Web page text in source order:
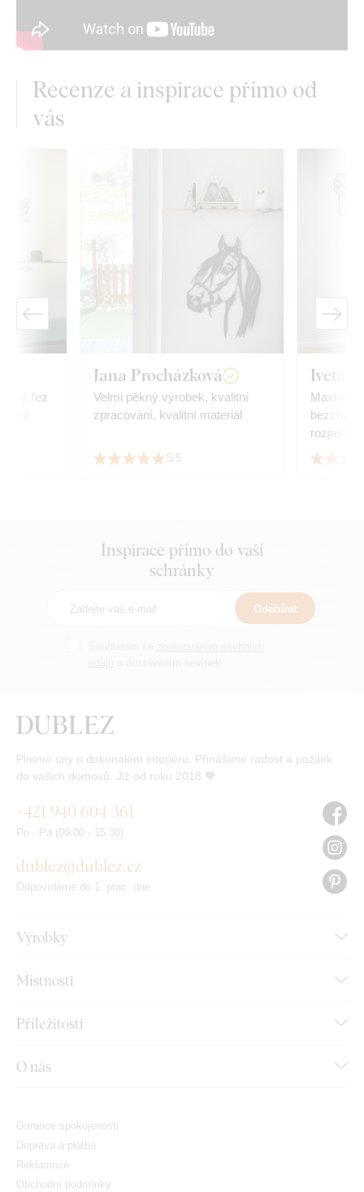
Recenze a inspirace přímo od
vás
řez
Jana Procházková
Velmi pěkný výrobek, kvalitní
zpracování, kvalitní materiál
5/5
Iveta
rozjasní
Inspirace přímo do vaší
schránky
Odebírat
Plníme sny o dokonalém interiéru. Přinášíme radost a požitek
do vašich domovů. Již od roku 2018 🧡
Výrobky
Místnosti
Příležitosti
O nás
+421 940 604 361
Po - Pá (09:00 - 15:30)
dublez@dublez.cz
Odpovídáme do 1. prac. dne
Garance spokojenosti
Doprava a platba
Reklamace
Obchodní podmínky